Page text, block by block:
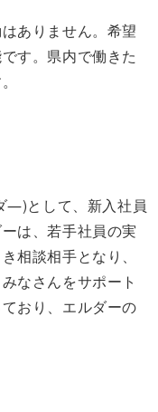
ありません。希望
す。県内で働きた
―)として、新入社員
は、若手社員の実
相談相手となり、
なさんをサポート
おり、エルダーの